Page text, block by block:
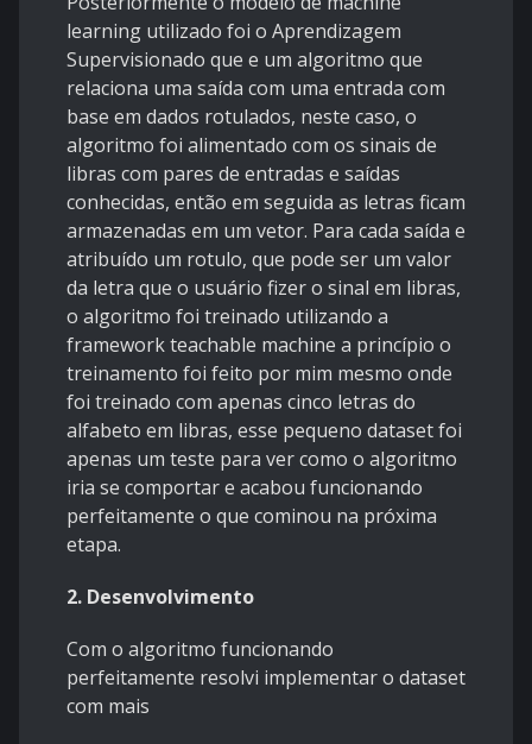
learning utilizado foi o Aprendizagem
Supervisionado que e um algoritmo que
relaciona uma saída com uma entrada com
base em dados rotulados, neste caso, o
algoritmo foi alimentado com os sinais de
libras com pares de entradas e saídas
conhecidas, então em seguida as letras ficam
armazenadas em um vetor. Para cada saída e
atribuído um rotulo, que pode ser um valor
da letra que o usuário fizer o sinal em libras,
o algoritmo foi treinado utilizando a
framework teachable machine a princípio o
treinamento foi feito por mim mesmo onde
foi treinado com apenas cinco letras do
alfabeto em libras, esse pequeno dataset foi
apenas um teste para ver como o algoritmo
iria se comportar e acabou funcionando
perfeitamente o que cominou na próxima
etapa.
2. Desenvolvimento
Com o algoritmo funcionando
perfeitamente resolvi implementar o dataset
com mais